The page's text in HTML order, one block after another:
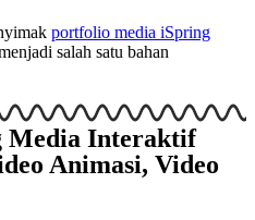
portfolio media iSpring
salah satu bahan
Media Interaktif
Animasi, Video